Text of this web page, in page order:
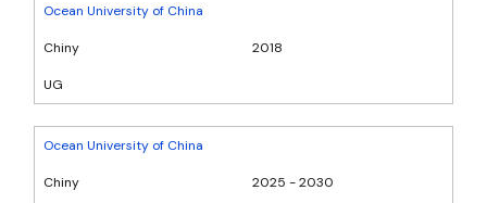
Ocean University of China
Chiny 2018
UG
Ocean University of China
Chiny 2025 - 2030